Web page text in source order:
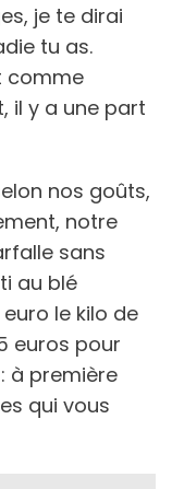
je te dirai
tu as.
comme
il y a une part
nos goûts,
notre
sans
au blé
le kilo de
euros pour
à première
qui vous